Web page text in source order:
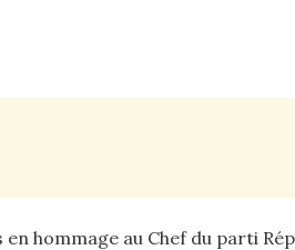
hommage au Chef du parti